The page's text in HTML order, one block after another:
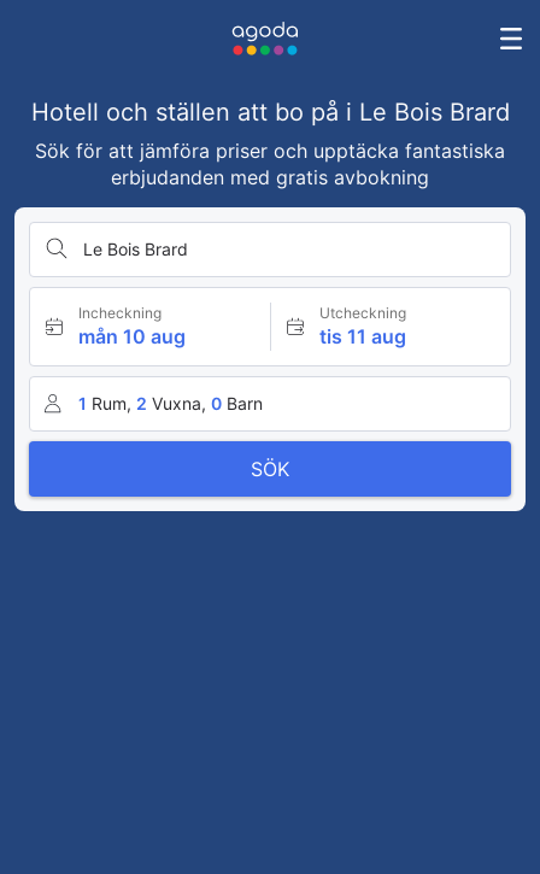
Hotell och ställen att bo på i Le Bois Brard
Sök för att jämföra priser och upptäcka fantastiska
erbjudanden med gratis avbokning
Le Bois Brard
Incheckning
mån 10 aug
Utcheckning
tis 11 aug
1 Rum, 2 Vuxna, 0 Barn
SÖK